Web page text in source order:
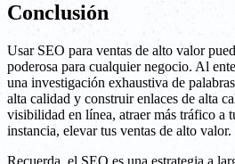
Conclusión
Usar SEO para ventas de alto valor
poderosa para cualquier negocio. Al
una investigación exhaustiva de
alta calidad y construir enlaces de alta
visibilidad en línea, atraer más tráfico a
instancia, elevar tus ventas de alto valor.